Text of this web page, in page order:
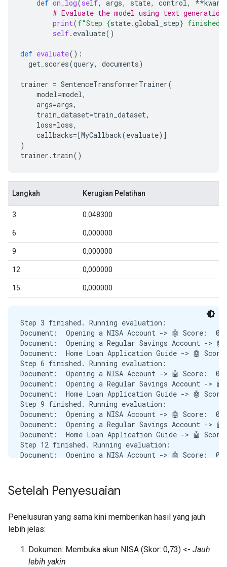
def on_log( self, args, state, control, **
# Evaluate the model using text generation
print(f"Step {state.global_step} finished.
self. evaluate()
def evaluate():
get_scores(query, documents)
trainer = SentenceTransformerTrainer(
model=model,
args=args,
train_dataset=train_dataset,
loss=loss,
callbacks=[MyCallback(evaluate)]
)
trainer . train()
Step 3 finished. Running evaluation:
Document:  Opening a NISA Account -> 🤖 Score:
Document:  Opening a Regular Savings Account ->
Document:  Home Loan Application Guide -> 🤖
Step 6 finished. Running evaluation:
Document:  Opening a NISA Account -> 🤖 Score:
Document:  Opening a Regular Savings Account ->
Document:  Home Loan Application Guide -> 🤖
Step 9 finished. Running evaluation:
Document:  Opening a NISA Account -> 🤖 Score:
Document:  Opening a Regular Savings Account ->
Document:  Home Loan Application Guide -> 🤖
Step 12 finished. Running evaluation:
Document:  Opening a NISA Account -> 🤖 Score:
Step 15 finished. Running evaluation:
Document:  Opening a NISA Account -> 🤖 Score:
Document:  Home Loan Application Guide -> 🤖
Step 15 finished. Running evaluation:
Document:  Opening a NISA Account -> 🤖 Score:
Document:  Opening a Regular Savings Account ->
Document:  Home Loan Application Guide -> 🤖
Setelah Penyesuaian
Penelusuran yang sama kini memberikan hasil yang jauh
lebih jelas:
Dokumen: Membuka akun NISA (Skor: 0,73) <- Jauh
lebih yakin